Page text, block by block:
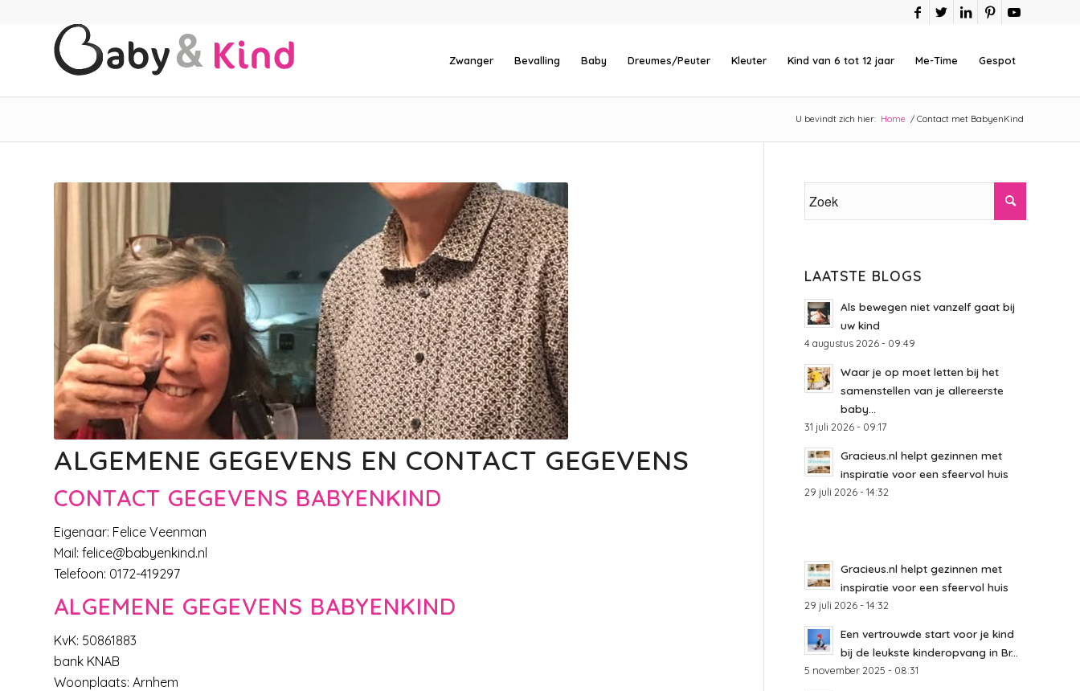
Zwanger Bevalling Baby Dreumes/Peuter Kleuter Kind van 6 tot 12 jaar Me-Time Gespot
U bevindt zich hier: Home / Contact met BabyenKind
ALGEMENE GEGEVENS EN CONTACT GEGEVENS
CONTACT GEGEVENS BABYENKIND
Eigenaar: Felice Veenman
Mail: felice@babyenkind.nl
Telefoon: 0172-419297
ALGEMENE GEGEVENS BABYENKIND
KvK: 50861883
bank KNAB
Woonplaats: Arnhem
LAATSTE BLOGS
Als bewegen niet vanzelf gaat bij
uw kind
4 augustus 2026 - 09:49
Waar je op moet letten bij het
samenstellen van je allereerste
baby...
31 juli 2026 - 09:17
Gracieus.nl helpt gezinnen met
inspiratie voor een sfeervol huis
29 juli 2026 - 14:32
Gracieus.nl helpt gezinnen met
inspiratie voor een sfeervol huis
29 juli 2026 - 14:32
Een vertrouwde start voor je kind
bij de leukste kinderopvang in Br...
5 november 2025 - 08:31